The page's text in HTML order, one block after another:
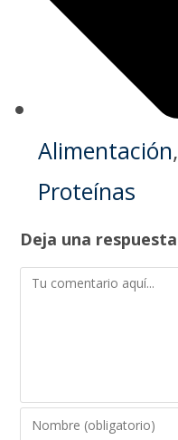
Alimentación,
Proteínas
Deja una respuesta